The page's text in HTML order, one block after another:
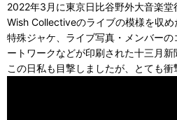
2022年3月に東京日比谷野外大音楽
Wish Collectiveのライブの模様を収め
特殊ジャケ、ライブ写真・メンバー
ートワークなどが印刷された十三月新
この日私も目撃しましたが、とても衝